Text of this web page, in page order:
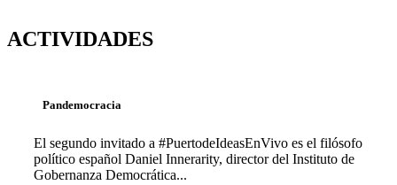
ACTIVIDADES
Pandemocracia
El segundo invitado a #PuertodeIdeasEnVivo es el filósofo
político español Daniel Innerarity, director del Instituto de
Gobernanza Democrática...